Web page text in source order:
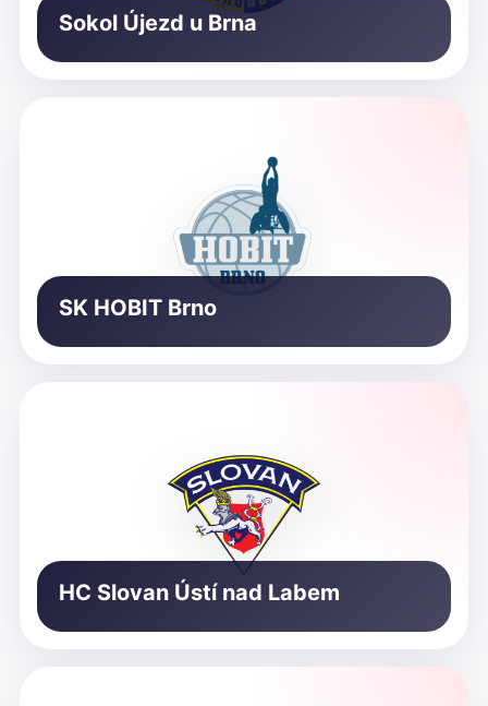
Sokol Újezd u Brna
SK HOBIT Brno
HC Slovan Ústí nad Labem